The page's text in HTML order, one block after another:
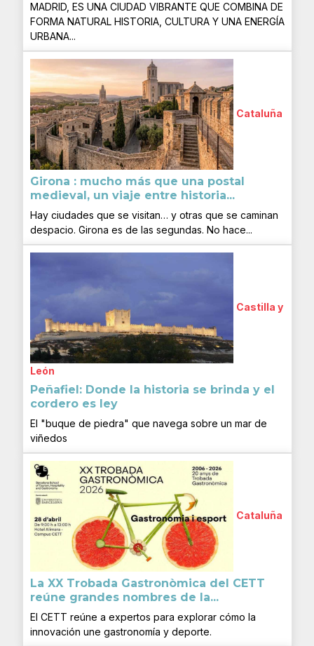
MADRID, ES UNA CIUDAD VIBRANTE QUE COMBINA DE
FORMA NATURAL HISTORIA, CULTURA Y UNA ENERGÍA
URBANA...
Cataluña
Girona : mucho más que una postal
medieval, un viaje entre historia...
Hay ciudades que se visitan… y otras que se caminan
despacio. Girona es de las segundas. No hace...
Castilla y
León
Peñafiel: Donde la historia se brinda y el
cordero es ley
El "buque de piedra" que navega sobre un mar de
viñedos
Cataluña
La XX Trobada Gastronòmica del CETT
reúne grandes nombres de la...
El CETT reúne a expertos para explorar cómo la
innovación une gastronomía y deporte.